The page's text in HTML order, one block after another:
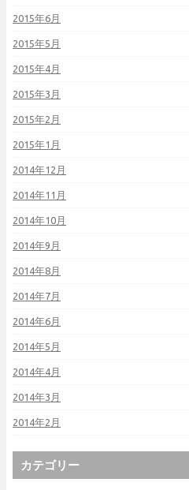
2015年6月
2015年5月
2015年4月
2015年3月
2015年2月
2015年1月
2014年12月
2014年11月
2014年10月
2014年9月
2014年8月
2014年7月
2014年6月
2014年5月
2014年4月
2014年3月
2014年2月
カテゴリー